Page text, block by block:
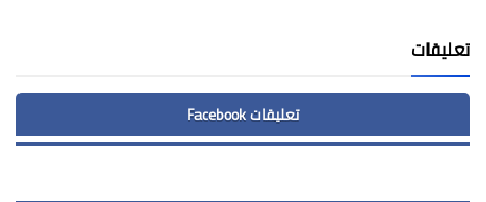
تعليقات
تعليقات Facebook